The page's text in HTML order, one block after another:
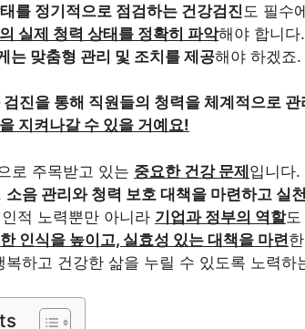
를 정기적으로 점검하는 건강검진 도 필수
실제 청력 상태를 정확히 파악해야 합니다
는 맞춤형 관리 및 조치를 제공해야 하겠죠.
진을 통해 직원들의 청력을 체계적으로 관
지켜나갈 수 있을 거예요!
로 주목받고 있는 중요한 건강 문제입니다.
소음 관리와 청력 보호 대책을 마련하고 실천
적 노력뿐만 아니라 기업과 정부의 역할도
인식을 높이고, 실효성 있는 대책을 마련
복하고 건강한 삶을 누릴 수 있도록 노력하